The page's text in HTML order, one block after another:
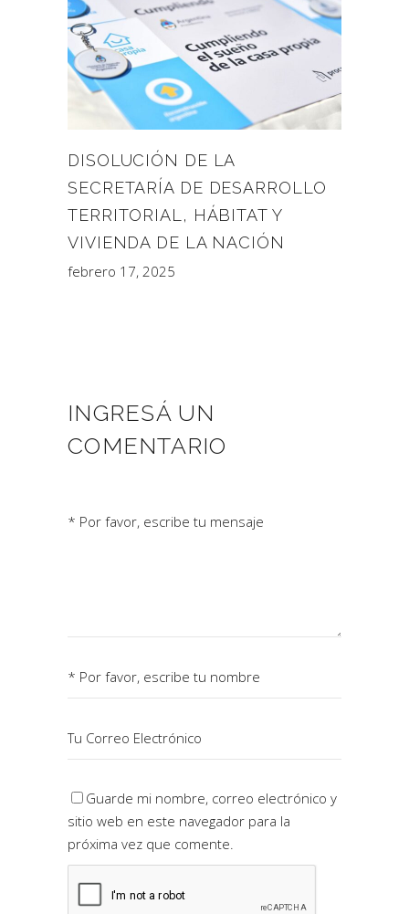
DISOLUCIÓN DE LA
SECRETARÍA DE DESARROLLO
TERRITORIAL, HÁBITAT Y
VIVIENDA DE LA NACIÓN
febrero 17, 2025
INGRESÁ UN
COMENTARIO
Guarde mi nombre, correo electrónico y
sitio web en este navegador para la
próxima vez que comente.